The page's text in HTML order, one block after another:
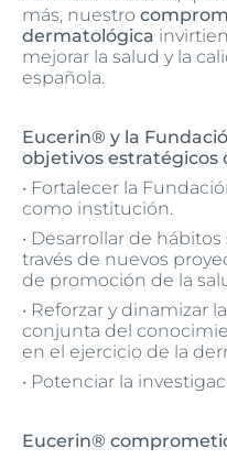
más, nuestro
dermatológica
mejorar la salud y la
española.
Eucerin® y la
objetivos estratégicos
• Fortalecer la
como institución.
• Desarrollar de
través de nuevos
de promoción de la
• Reforzar y dinamizar
conjunta del
en el ejercicio de la
• Potenciar la
Eucerin®